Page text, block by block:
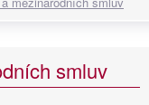
smluv